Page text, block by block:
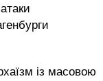
із масовою